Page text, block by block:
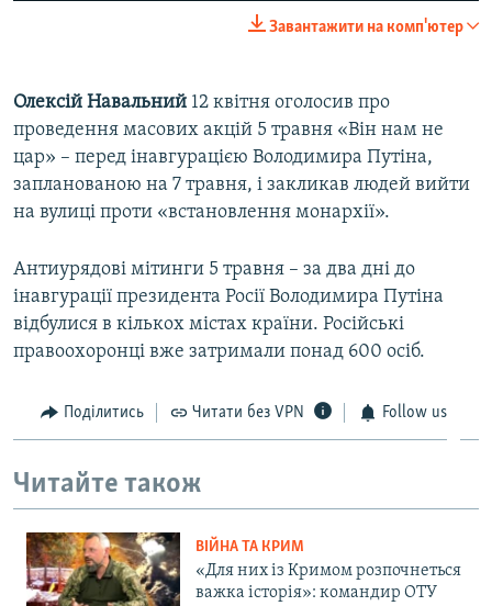
Завантажити на комп'ютер
Олексій Навальний 12 квітня оголосив про
проведення масових акцій 5 травня «Він нам не
цар» – перед інавгурацією Володимира Путіна,
запланованою на 7 травня, і закликав людей вийти
на вулиці проти «встановлення монархії».
Антиурядові мітинги 5 травня – за два дні до
інавгурації президента Росії Володимира Путіна
відбулися в кількох містах країни. Російські
правоохоронці вже затримали понад 600 осіб.
Поділитись Читати без VPN Follow us
Читайте також
ВІЙНА ТА КРИМ
«Для них із Кримом розпочнеться
важка історія»: командир ОТУ